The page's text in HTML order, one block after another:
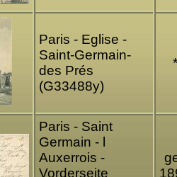
Paris - Eglise -
Saint-Germain-
des Prés
(G33488y)
*
Paris - Saint
Germain - l
Auxerrois -
Vorderseite